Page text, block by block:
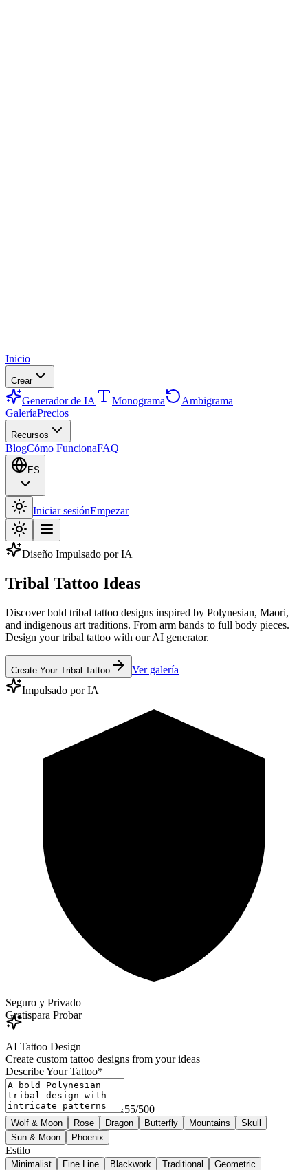
Inicio
Crear
Generador de IA Monograma
Ambigrama
GaleríaPrecios
Recursos
BlogCómo FuncionaFAQ
ES
Iniciar sesiónEmpezar
Diseño Impulsado por IA
Tribal Tattoo Ideas
Discover bold tribal tattoo designs inspired by Polynesian, Maori,
and indigenous art traditions. From arm bands to full body pieces.
Design your tribal tattoo with our AI generator.
Create Your Tribal Tattoo
Ver galería
Impulsado por IA
Seguro y Privado
Gratispara Probar
AI Tattoo Design
Create custom tattoo designs from your ideas
Describe Your Tattoo*
55/500
Wolf & Moon Rose Dragon Butterfly Mountains
Skull
Sun & Moon
Phoenix
Estilo
Minimalist Fine Line Blackwork Traditional
Geometric